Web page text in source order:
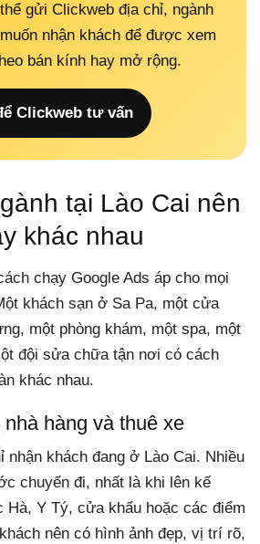
gửi Clickweb địa chỉ, ngành
nhận khách để được xem
bán kính hay mở rộng.
Clickweb tư vấn
tại Lào Cai nên
khác nhau
chạy Google Ads áp cho mọi
khách sạn ở Sa Pa, một cửa
một phòng khám, một spa, một
đội sửa chữa tận nơi có cách
khác nhau.
hàng và thuê xe
nhận khách đang ở Lào Cai. Nhiều
chuyến đi, nhất là khi lên kế
Hà, Y Tý, cửa khẩu hoặc các điểm
nên có hình ảnh đẹp, vị trí rõ,